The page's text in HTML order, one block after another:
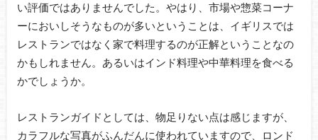
い評価ではありませんでした。やはり、市場や惣菜コーナ
ーにおいしそうなものが多いということは、イギリスでは
レストランではなく家で料理するのが正解ということなの
かもしれません。あるいはインド料理や中華料理を食べる
かでしょうか。
レストランガイドとしては、物足りない点は感じますが、
カラフルな写真がふんだんに使われていますので、ロンド